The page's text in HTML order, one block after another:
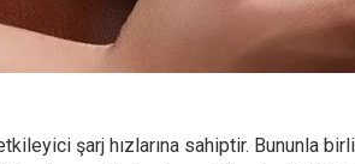
şarj hızlarına sahiptir. Bununla